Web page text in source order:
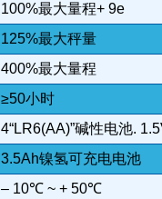
100%最大量程+ 9e
125%最大秤量
400%最大量程
≥50小时
4“LR6(AA)”碱性电池.
3.5Ah镍氢可充电电池
– 10℃ ~ + 50℃